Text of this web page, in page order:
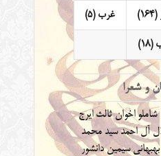
غرب (5)
و شعرا
شاملواخوان ثالث ایرج
آل احمد سید محمد
سیمین دانشور